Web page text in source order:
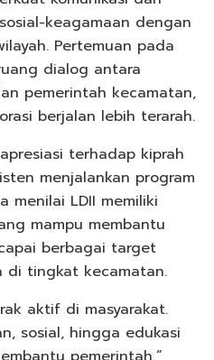
keagamaan dengan
Pertemuan pada
dialog antara
pemerintah kecamatan,
berjalan lebih terarah.
terhadap kiprah
menjalankan program
menilai LDII memiliki
mampu membantu
berbagai target
di tingkat kecamatan.
aktif di masyarakat.
sosial, hingga edukasi